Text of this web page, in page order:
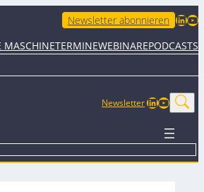
Newsletter abonnieren LinkedIn YouTube
MASCHINETERMINEWEBINAREPODCASTS
NewsletterLinkedIn